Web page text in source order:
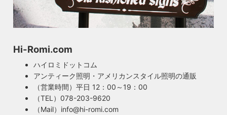
Hi-Romi.com
ハイロミドットコム
アンティーク照明・アメリカンスタイル照明の通販
（営業時間）平日 12：00～19：00
（TEL）078-203-9620
（Mail）info@hi-romi.com